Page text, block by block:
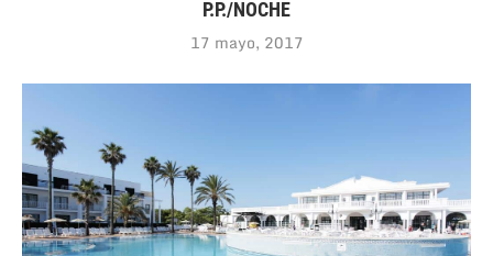
P.P./NOCHE
17 mayo, 2017